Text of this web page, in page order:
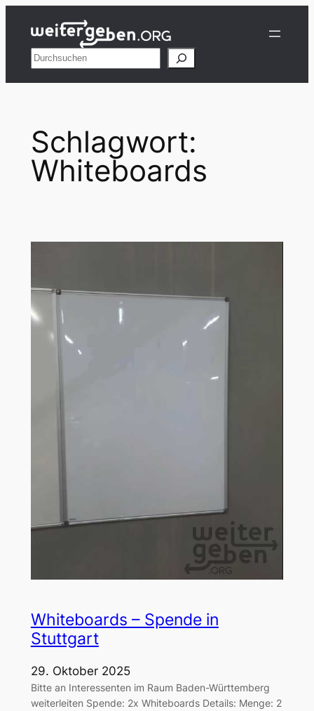
Inhalt
springenSuchen
Schlagwort:
Whiteboards
Whiteboards – Spende in
Stuttgart
29. Oktober 2025
Bitte an Interessenten im Raum Baden-Württemberg
weiterleiten Spende: 2x Whiteboards Details: Menge: 2